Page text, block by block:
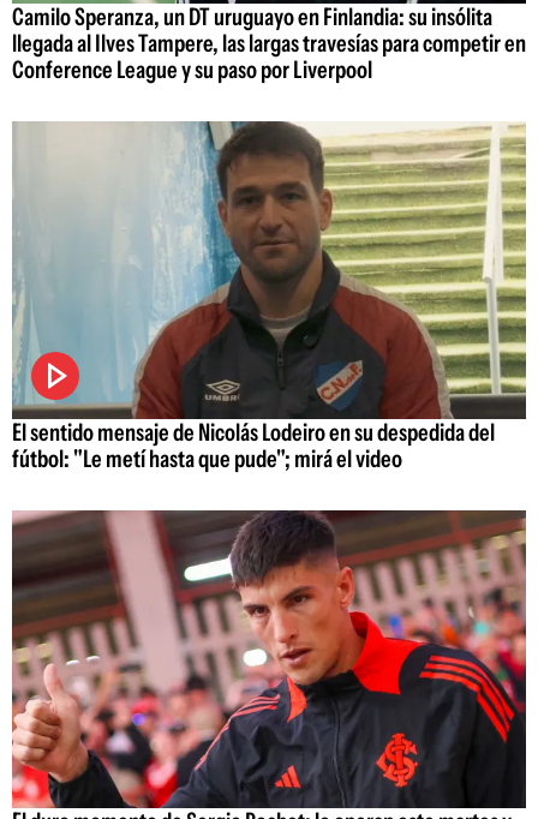
Camilo Speranza, un DT uruguayo en Finlandia: su insólita
llegada al Ilves Tampere, las largas travesías para competir en
Conference League y su paso por Liverpool
El sentido mensaje de Nicolás Lodeiro en su despedida del
fútbol: "Le metí hasta que pude"; mirá el video